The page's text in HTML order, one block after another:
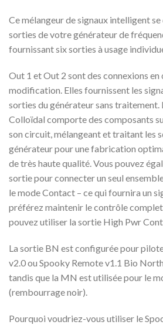
Ce mélangeur de signaux intelligent
sorties de votre générateur de
fournissant six sorties à usage
Out 1 et Out 2 sont des connexions
modification. Elles fournissent les
sorties du générateur sans
Colloïdal comporte des composants
son circuit, mélangeant et traitant les
générateur pour une fabrication
de très haute qualité. Vous pouvez
sortie pour connecter un seul
le mode Contact – ce qui fournira un
préférez maintenir le contrôle complet
pouvez utiliser la sortie High Pwr
La sortie BN est configurée pour
v2.0 ou Spooky Remote v1.1 Bio
tandis que la MN est utilisée pour le
(rembourrage noir).
Pourquoi voudriez-vous utiliser le